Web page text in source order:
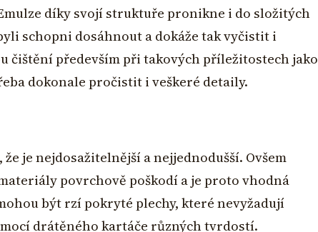
díky svojí struktuře pronikne i do složitých
schopni dosáhnout a dokáže tak vyčistit i
čištění především při takových příležitostech jako
dokonale pročistit i veškeré detaily.
je nejdosažitelnější a nejjednodušší. Ovšem
povrchově poškodí a je proto vhodná
být rzí pokryté plechy, které nevyžadují
drátěného kartáče různých tvrdostí.